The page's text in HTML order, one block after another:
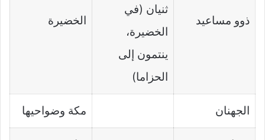
ذوو مساعيد
ثنيان (في
الخضيرة،
ينتمون إلى
الحزاما)
الخضيرة
الجهنان مكة وضواحيها